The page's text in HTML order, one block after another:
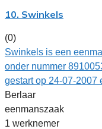
10. Swinkels
(0)
Swinkels is een
onder nummer
gestart op 24-07-2007
Berlaar
eenmanszaak
1 werknemer